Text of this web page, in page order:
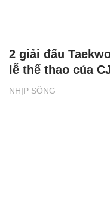
NHỊP SỐNG
2 giải đấu
lễ thể thao của